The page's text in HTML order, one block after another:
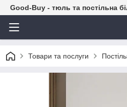
Good-Buy - тюль та постільна
Товари та послуги